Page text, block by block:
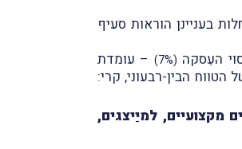
בעניינן הוראות סעיף
העִִסקה (7%)
– עומדת
של הטווח הבין-רבעוני, קרי:
מקצועיים, למיַיצגים,